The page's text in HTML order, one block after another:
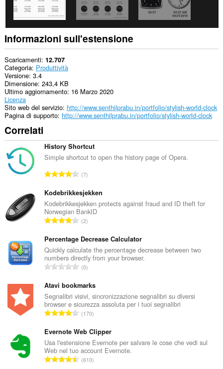
Informazioni sull'estensione
Scaricamenti 12.707
Categoria Produttività
Versione 3.4
Dimensione 243,4 KB
Ultimo aggiornamento 16 Marzo 2020
Licenza
Sito web del servizio http://www.senthilprabu.in/portfolio/stylish-world-clock
Pagina di supporto http://www.senthilprabu.in/portfolio/stylish-world-clock
Correlati
History Shortcut
Simple shortcut to open the history page of Opera.
N
m
e
r
o
o
t
a
e
d
i
g
u
d
i
z
7
Kodebrikkesjekken
Kodebrikkesjekken protects against fraud and ID theft for
Norwegian BankID
N
m
e
r
o
o
t
a
e
d
i
g
2
Percentage Decrease Calculator
Quickly calculate the percentage decrease between two
numbers directly from your browser.
N
m
e
r
o
o
t
a
0
Atavi bookmarks
Segnalibri visivi, sincronizzazione segnalibri su diversi
browser e sicurezza assoluta per i tuoi segnalibri
N
m
e
r
o
170
Evernote Web Clipper
Usa l'estensione Evernote per salvare le cose che vedi sul
Web nel tuo account Evernote.
N610